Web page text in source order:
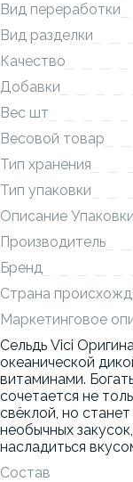
Вид переработки
Вид разделки
Качество
Добавки
Вес шт
Весовой товар
Тип хранения
Тип упаковки
Описание Упаковки
Производитель
Бренд
Страна
Маркетинговое
Сельдь Vici
океанической
витаминами.
сочетается не
свёклой, но
необычных
насладиться
Состав